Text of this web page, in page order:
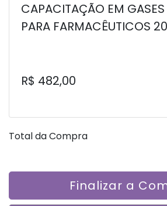
CAPACITAÇÃO EM
PARA FARMACÊUTICOS
R$ 482,00
Total da Compra
Finalizar a